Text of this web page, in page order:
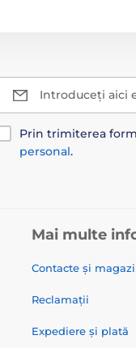
Introduceți aici
Prin trimiterea
personal.
Mai multe
Contacte și
Reclamații
Expediere și plată